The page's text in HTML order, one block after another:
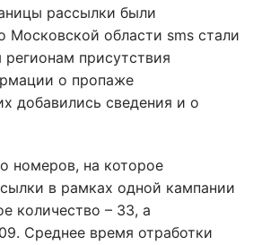
рассылки были
области sms стали
регионам присутствия
о пропаже
добавились сведения и о
номеров, на которое
в рамках одной кампании
количество – 33, а
Среднее время отработки